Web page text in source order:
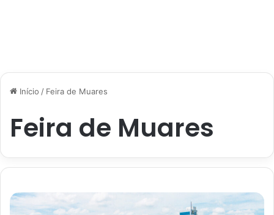
Início / Feira de Muares
Feira de Muares